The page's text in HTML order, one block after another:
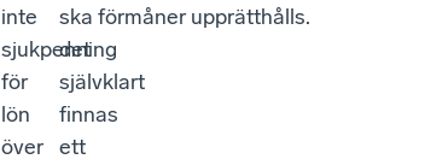
inte
sjukpenning
för
lön
över
ska
det
självklart
finnas
ett
förmåner upprätthålls.